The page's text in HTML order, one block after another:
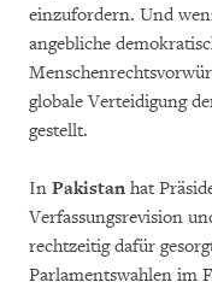
einzufordern. Und
angebliche
globale Verteidigung
gestellt.
In Pakistan hat
Verfassungsrevision
rechtzeitig dafür
Parlamentswahlen im